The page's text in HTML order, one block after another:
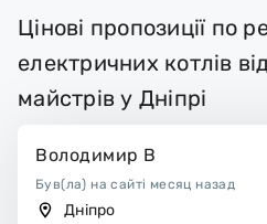
Цінові пропозиції по
електричних котлів
майстрів у Дніпрі
Володимир В
Був(ла) на сайті месяц назад
Дніпро